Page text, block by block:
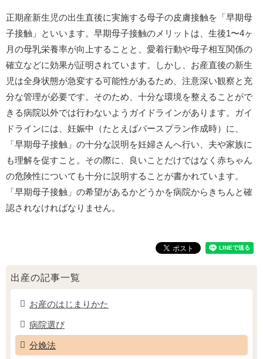
正期産新生児の出生直後に実施する母子の皮膚接触を「早期母
子接触」といいます。早期母子接触のメリットは、生後1〜4ヶ
月の母乳栄養率が向上することと、愛着行動や母子相互関係の
確立などに効果が証明されています。しかし、お産直後の新生
児は全身状態が急変する可能性があるため、注意深い観察と充
分な管理が必要です。そのため、十分な環境を整えることがで
きる病院以外では行わないようガイドラインがあります。ガイ
ドラインには、妊娠中（たとえばバースプラン作成時）に、
「早期母子接触」の十分な説明を妊婦さんへ行い、夫や家族に
も理解を促すこと。その際に、良いことだけではなく赤ちゃん
の危険性についても十分に説明することが書かれています。
「早期母子接触」の希望があるかどうかを病院からきちんと確
認されなければなりません。
出産の記事一覧
お産のはじまりかた
病院選び
分娩法